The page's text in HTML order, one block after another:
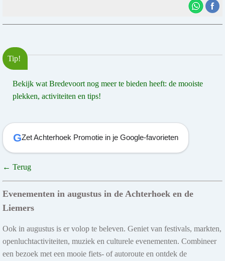
Tip!
Bekijk wat Bredevoort nog meer te bieden heeft: de mooiste
plekken, activiteiten en tips!
GZet Achterhoek Promotie in je Google-favorieten
← Terug
Evenementen in augustus in de Achterhoek en de
Liemers
Ook in augustus is er volop te beleven. Geniet van festivals, markten,
openluchtactiviteiten, muziek en culturele evenementen. Combineer
een bezoek met een mooie fiets- of autoroute en ontdek de